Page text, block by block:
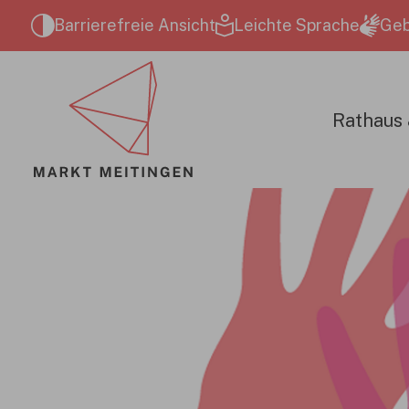
Zum Hauptinhalt springen
Barrierefreie Ansicht Leichte Sprache